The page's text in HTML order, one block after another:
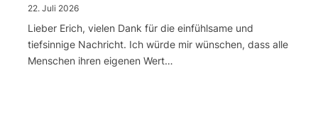
22. Juli 2026
Lieber Erich, vielen Dank für die einfühlsame und
tiefsinnige Nachricht. Ich würde mir wünschen, dass alle
Menschen ihren eigenen Wert…